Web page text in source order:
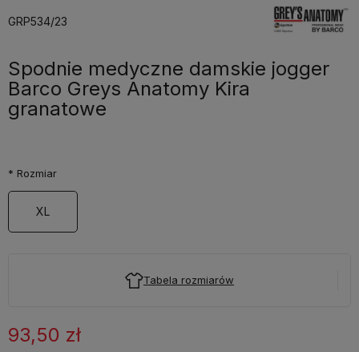
GRP534/23
Spodnie medyczne damskie jogger
Barco Greys Anatomy Kira
granatowe
* Rozmiar
XL
Tabela rozmiarów
93,50 zł